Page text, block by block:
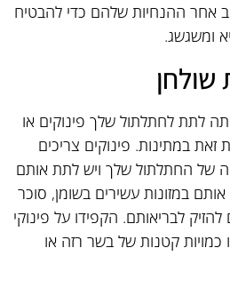
אחר ההנחיות שלהם כדי להבטיח
ומשגשג.
שולחן
לתת לחתלתול שלך פינוקים או
במתינות. פינוקים צריכים
של החתלתול שלך ויש לתת אותם
במזונות עשירים בשומן, סוכר
לבריאותם. הקפידו על פינוקי
כמויות קטנות של בשר רזה או